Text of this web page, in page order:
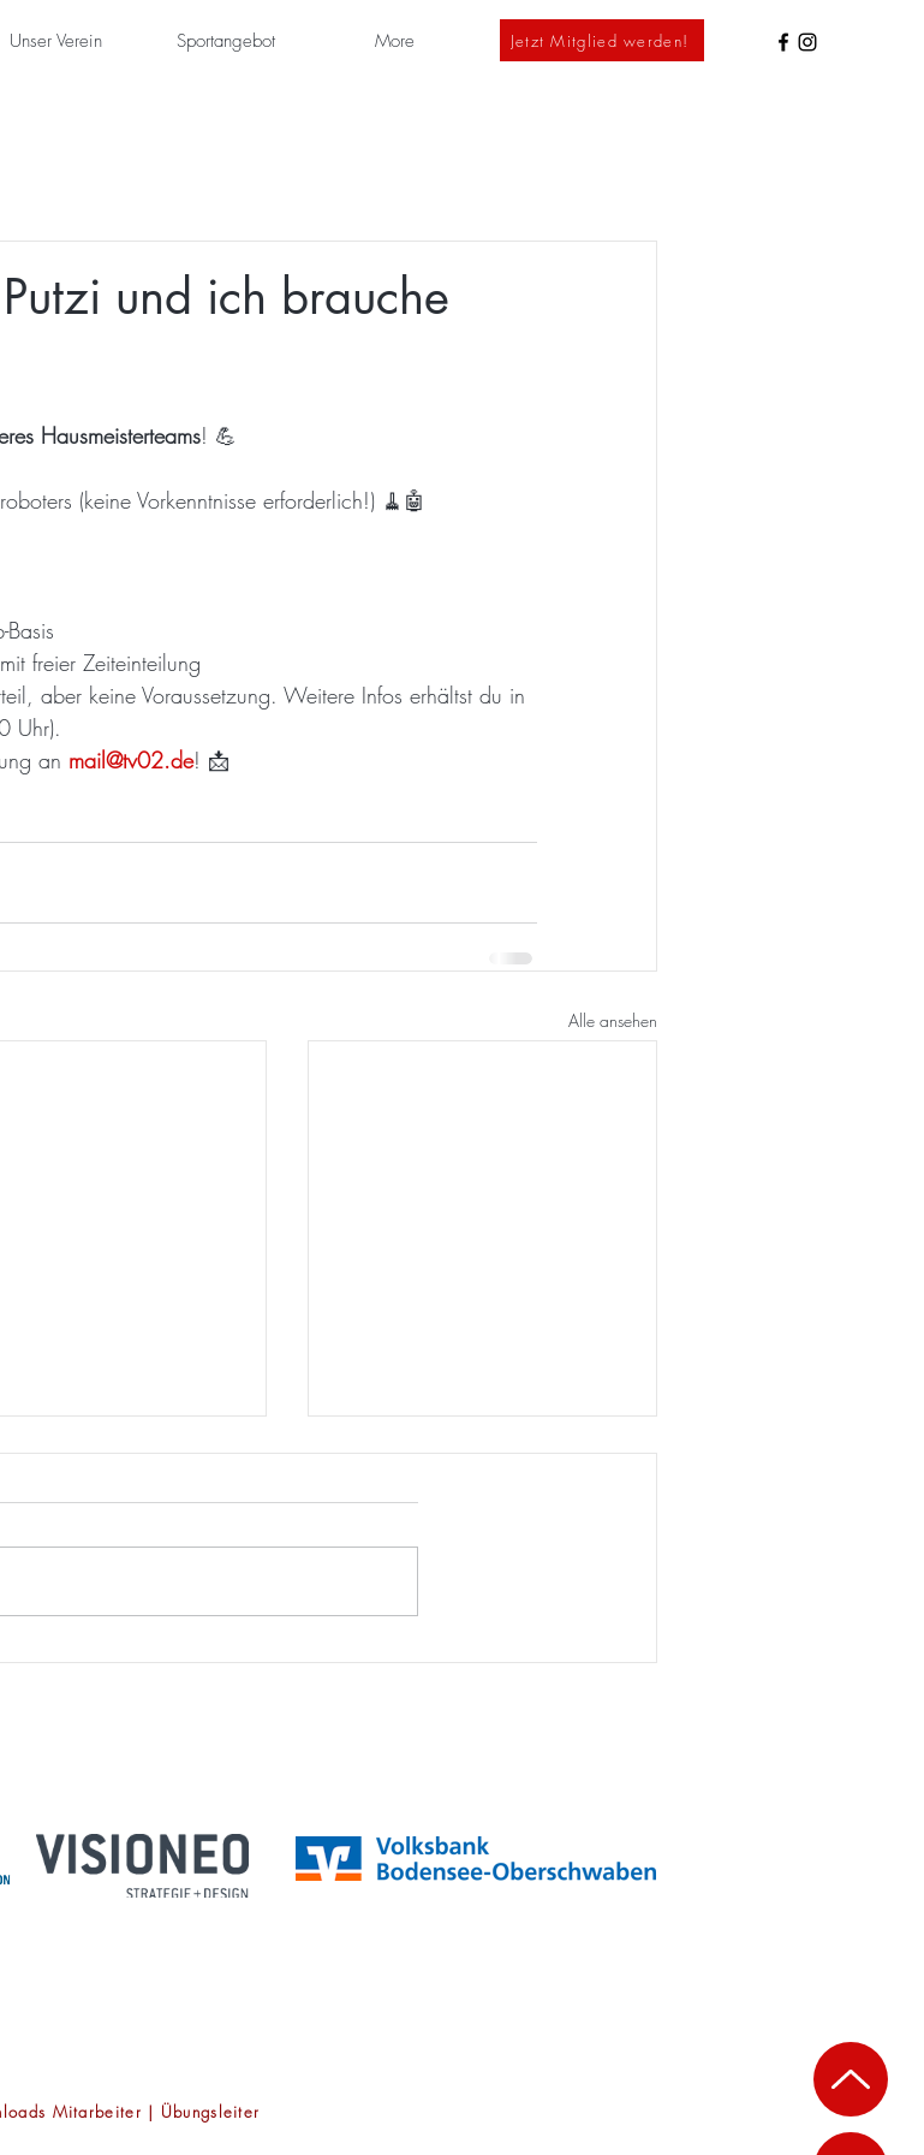
Unser Verein Sportangebot More Jetzt Mitglied werden!
und ich brauche
Hausmeisterteams! 💪
(keine Vorkenntnisse erforderlich!) 🧹🤖
freier Zeiteinteilung
aber keine Voraussetzung. Weitere Infos erhältst du in
Uhr).
an mail@tv02.de! 📩
Alle ansehen
der
Mitarbeiter | Übungsleiter